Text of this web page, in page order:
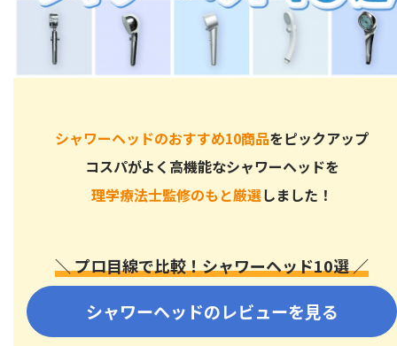
シャワーヘッドのおすすめ10商品をピックアップ
コスパがよく高機能なシャワーヘッドを
理学療法士監修のもと厳選しました！
＼ プロ目線で比較！シャワーヘッド10選 ／
シャワーヘッドのレビューを見る